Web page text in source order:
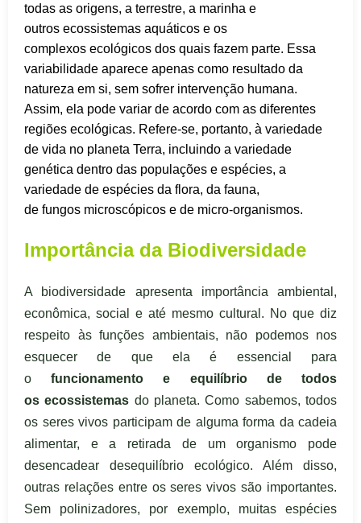
todas as origens, a terrestre, a marinha e
outros ecossistemas aquáticos e os
complexos ecológicos dos quais fazem parte. Essa
variabilidade aparece apenas como resultado da
natureza em si, sem sofrer intervenção humana.
Assim, ela pode variar de acordo com as diferentes
regiões ecológicas. Refere-se, portanto, à variedade
de vida no planeta Terra, incluindo a variedade
genética dentro das populações e espécies, a
variedade de espécies da flora, da fauna,
de fungos microscópicos e de micro-organismos.
Importância da Biodiversidade
A biodiversidade apresenta importância ambiental,
econômica, social e até mesmo cultural. No que diz
respeito às funções ambientais, não podemos nos
esquecer de que ela é essencial para
ofuncionamento e equilíbrio de todos
os ecossistemas do planeta. Como sabemos, todos
os seres vivos participam de alguma forma da cadeia
alimentar, e a retirada de um organismo pode
desencadear desequilíbrio ecológico. Além disso,
outras relações entre os seres vivos são importantes.
Sem polinizadores, por exemplo, muitas espécies